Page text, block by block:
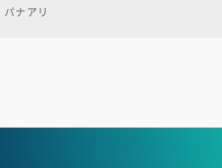
パナアリ